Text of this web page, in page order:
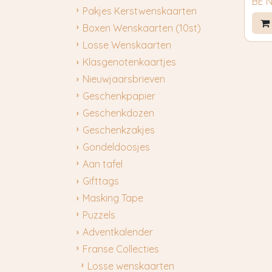
Pakjes Kerstwenskaarten
Boxen Wenskaarten (10st)
Losse Wenskaarten
Klasgenotenkaartjes
Nieuwjaarsbrieven
Geschenkpapier
Geschenkdozen
Geschenkzakjes
Gondeldoosjes
Aan tafel
Gifttags
Masking Tape
Puzzels
Adventkalender
Franse Collecties
Losse wenskaarten